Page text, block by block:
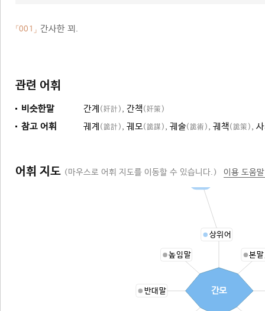
「001」 간사한 꾀.
관련 어휘
비슷한말 간계 (奸計) , 간책 (奸策)
참고 어휘 궤계 (詭計) , 궤모(詭謀) , 궤술(詭術) , 궤책 (詭策) ,
어휘 지도 (마우스로 어휘 지도를 이동할 수 있습니다.) 이용 도움
상위어
본
반대말
높임말
간모